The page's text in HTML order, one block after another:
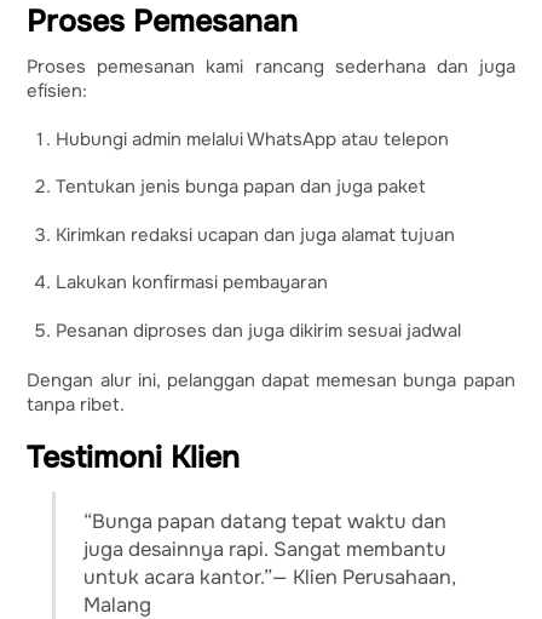
Proses Pemesanan
Proses pemesanan kami rancang sederhana dan juga
efisien:
Hubungi admin melalui WhatsApp atau telepon
Tentukan jenis bunga papan dan juga paket
Kirimkan redaksi ucapan dan juga alamat tujuan
Lakukan konfirmasi pembayaran
Pesanan diproses dan juga dikirim sesuai jadwal
Dengan alur ini, pelanggan dapat memesan bunga papan
tanpa ribet.
Testimoni Klien
“Bunga papan datang tepat waktu dan
juga desainnya rapi. Sangat membantu
untuk acara kantor.”— Klien Perusahaan,
Malang